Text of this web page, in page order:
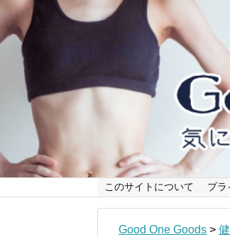
このサイトについて プラ
Good One Goods >